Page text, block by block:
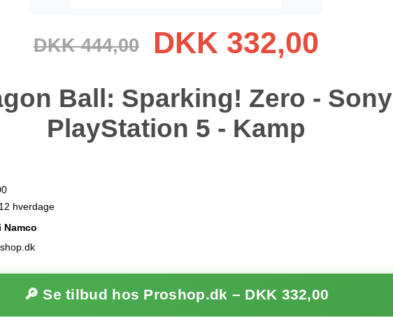
DKK 444,00 DKK 332,00
Ball: Sparking! Zero - Sony
PlayStation 5 - Kamp
hverdage
Namco
🔎 Se tilbud hos Proshop.dk – DKK 332,00